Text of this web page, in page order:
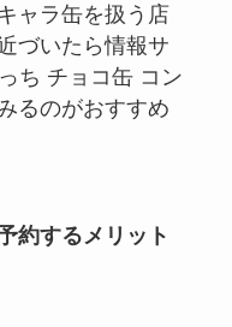
ャラ缶を扱う店
づいたら情報サ
ち チョコ缶 コン
るのがおすすめ
約するメリット